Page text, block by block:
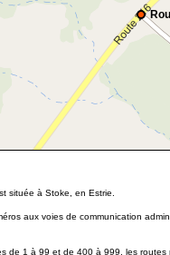
située à Stoke, en Estrie.
aux voies de communication
de 1 à 99 et de 400 à 999, les